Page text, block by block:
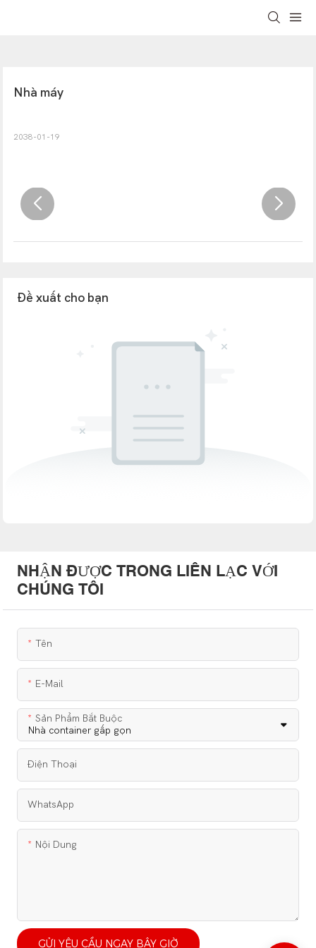
Nhà máy
2038-01-19
Đề xuất cho bạn
NHẬN ĐƯỢC TRONG LIÊN LẠC VỚI
CHÚNG TÔI
Tên
E-Mail
Sản Phẩm Bắt Buộc
Điện Thoại
WhatsApp
Nội Dung
GỬI YÊU CẦU NGAY BÂY GIỜ